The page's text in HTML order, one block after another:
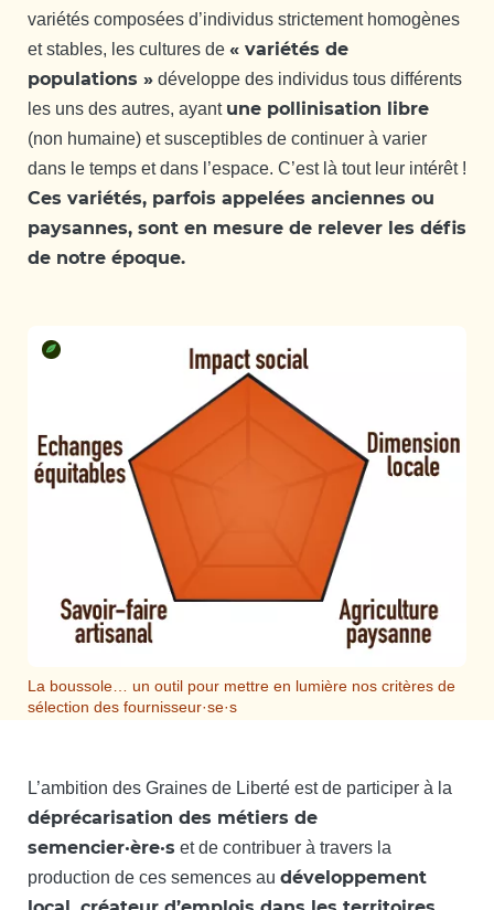
variétés composées d’individus strictement homogènes
et stables, les cultures de « variétés de
populations » développe des individus tous différents
les uns des autres, ayant une pollinisation libre
(non humaine) et susceptibles de continuer à varier
dans le temps et dans l’espace. C’est là tout leur intérêt !
Ces variétés, parfois appelées anciennes ou
paysannes, sont en mesure de relever les défis
de notre époque.
La boussole… un outil pour mettre en lumière nos critères de
sélection des fournisseur·se·s
L’ambition des Graines de Liberté est de participer à la
déprécarisation des métiers de
semencier·ère·s et de contribuer à travers la
production de ces semences au développement